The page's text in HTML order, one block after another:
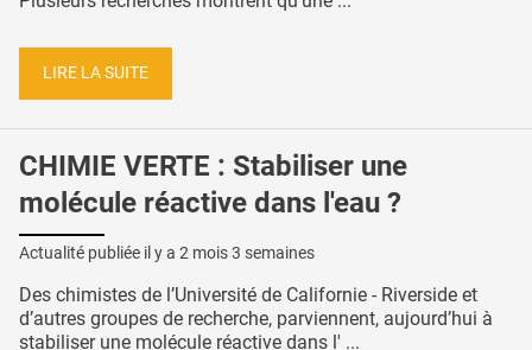
LIRE LA SUITE
CHIMIE VERTE : Stabiliser une
molécule réactive dans l'eau ?
Actualité publiée il y a 2 mois 3 semaines
Des chimistes de l’Université de Californie - Riverside et
d’autres groupes de recherche, parviennent, aujourd’hui à
stabiliser une molécule réactive dans l' ...